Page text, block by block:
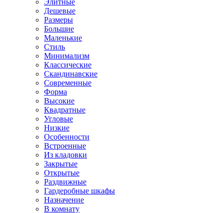
Элитные
Дешевые
Размеры
Большие
Маленькие
Стиль
Минимализм
Классические
Скандинавские
Современные
Форма
Высокие
Квадратные
Угловые
Низкие
Особенности
Встроенные
Из кладовки
Закрытые
Открытые
Раздвижные
Гардеробные шкафы
Назначение
В комнату